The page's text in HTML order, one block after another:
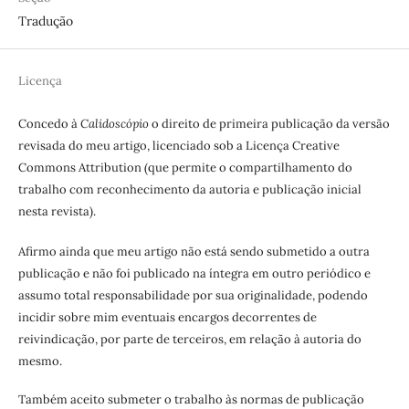
Tradução
Licença
Concedo àCalidoscópioo direito de primeira publicação da versão
revisada do meu artigo, licenciado sob a Licença Creative
Commons Attribution (que permite o compartilhamento do
trabalho com reconhecimento da autoria e publicação inicial
nesta revista).
Afirmo ainda que meu artigo não está sendo submetido a outra
publicação e não foi publicado na íntegra em outro periódico e
assumo total responsabilidade por sua originalidade, podendo
incidir sobre mim eventuais encargos decorrentes de
reivindicação, por parte de terceiros, em relação à autoria do
mesmo.
Também aceito submeter o trabalho às normas de publicação